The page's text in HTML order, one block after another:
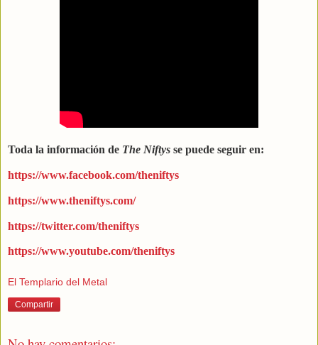
Toda la información de The Niftys se puede seguir en:
https://www.facebook.com/theniftys
https://www.theniftys.com/
https://twitter.com/theniftys
https://www.youtube.com/theniftys
El Templario del Metal
Compartir